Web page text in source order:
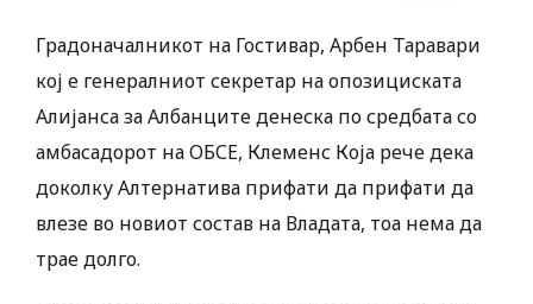
Градоначалникот на Гостивар, Арбен Таравари
кој е генералниот секретар на опозициската
Алијанса за Албанците денеска по средбата со
амбасадорот на ОБСЕ, Клеменс Која рече дека
доколку Алтернатива прифати да прифати да
влезе во новиот состав на Владата, тоа нема да
трае долго.